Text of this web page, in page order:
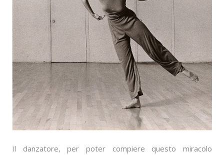
Il danzatore, per poter compiere questo miracolo